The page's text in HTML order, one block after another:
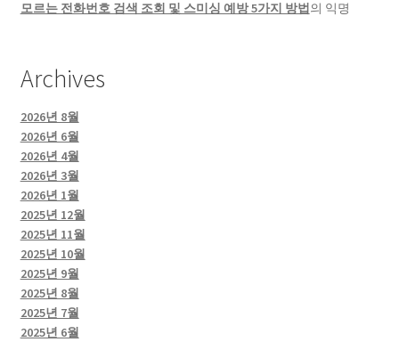
모르는 전화번호 검색 조회 및 스미싱 예방 5가지 방법 의 익명
Archives
2026년 8월
2026년 6월
2026년 4월
2026년 3월
2026년 1월
2025년 12월
2025년 11월
2025년 10월
2025년 9월
2025년 8월
2025년 7월
2025년 6월